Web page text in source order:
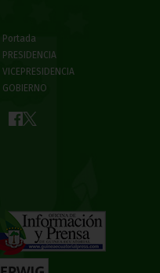
Portada
PRESIDENCIA
VICEPRESIDENCIA
GOBIERNO